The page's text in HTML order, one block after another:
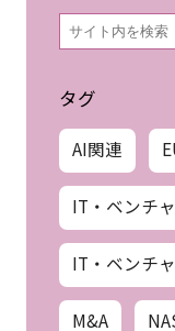
検
索
タグ
AI関連
IT・ベンチ
IT・ベンチ
M&A